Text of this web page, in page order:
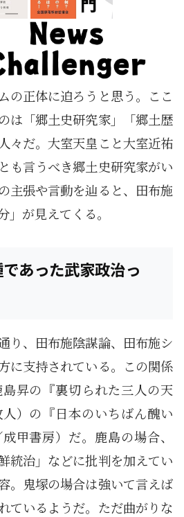
の正体に迫ろうと思う。ここ
は「郷土史研究家」「郷土歴
々だ。大室天皇こと大室近祐
も言うべき郷土史研究家がい
主張や言動を辿ると、田布施
」が見えてくる。
あった武家政治っ
り、田布施陰謀論、田布施シ
に支持されている。この関係
昇の『裏切られた三人の天
）の『日本のいちばん醜い
甲書房）だ。鹿島の場合、
統治」などに批判を加えてい
。鬼塚の場合は強いて言えば
ているようだ。ただ曲がりな